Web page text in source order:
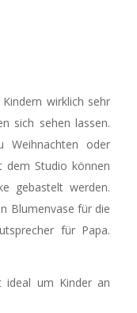
wirklich sehr
sich sehen lassen.
oder
dem Studio können
gebastelt werden.
Blumenvase für die
für Papa.
ideal um Kinder an